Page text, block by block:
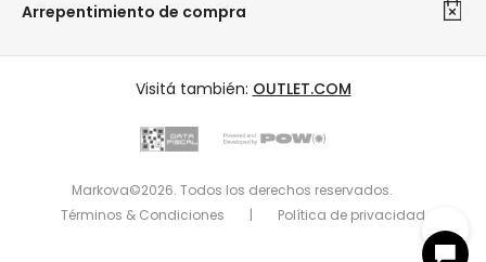
Arrepentimiento de compra
Visitá también: OUTLET.COM
Markova©2026. Todos los derechos reservados.
Términos & Condiciones
| Política de privacidad